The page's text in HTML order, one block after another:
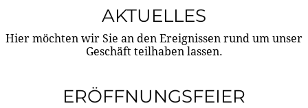
AKTUELLES
Hier möchten wir Sie an den Ereignissen rund um unser
Geschäft teilhaben lassen.
ERÖFFNUNGSFEIER